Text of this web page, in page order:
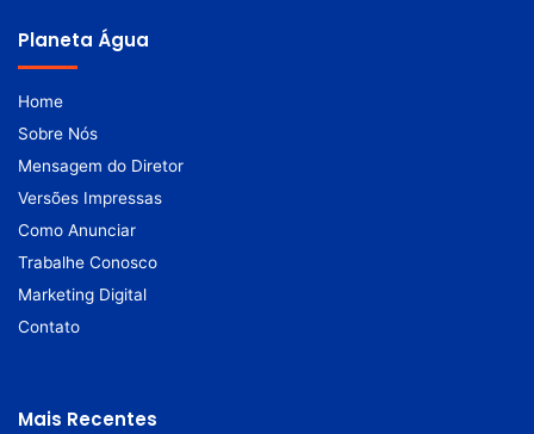
Planeta Água
Home
Sobre Nós
Mensagem do Diretor
Versões Impressas
Como Anunciar
Trabalhe Conosco
Marketing Digital
Contato
Mais Recentes